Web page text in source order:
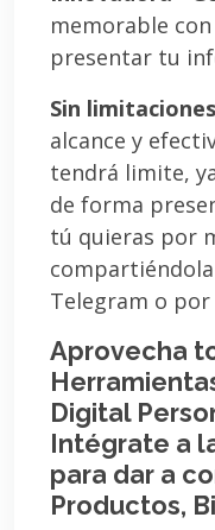
memorable
presentar tu
Sin
alcance y
tendrá limite,
de forma
tú quieras por
Telegram o por
Aprovecha
Digital
Intégrate a
para dar a
Productos,